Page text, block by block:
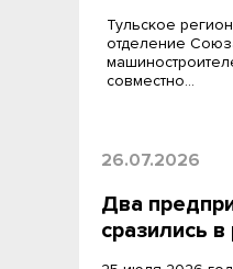
Тульское
отделение
совместно…
26.07.2026
Два
сразились